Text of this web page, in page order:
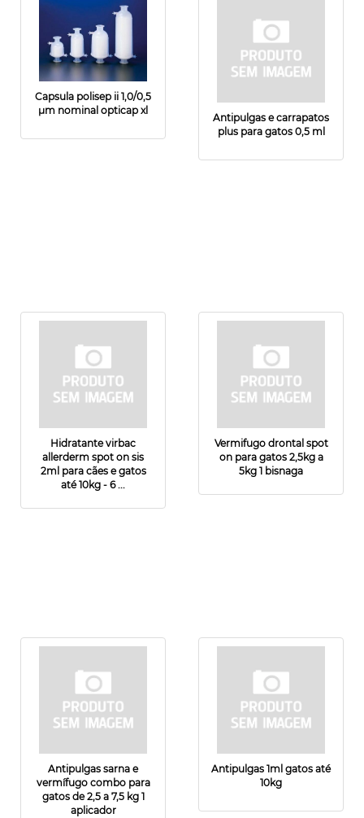
Capsula polisep ii 1,0/0,5
µm nominal opticap xl
Antipulgas e carrapatos
plus para gatos 0,5 ml
Hidratante virbac
allerderm spot on sis
2ml para cães e gatos
até 10kg - 6 ...
Vermifugo drontal spot
on para gatos 2,5kg a
5kg 1 bisnaga
Antipulgas sarna e
vermífugo combo para
gatos de 2,5 a 7,5 kg 1
aplicador
Antipulgas 1ml gatos até
10kg